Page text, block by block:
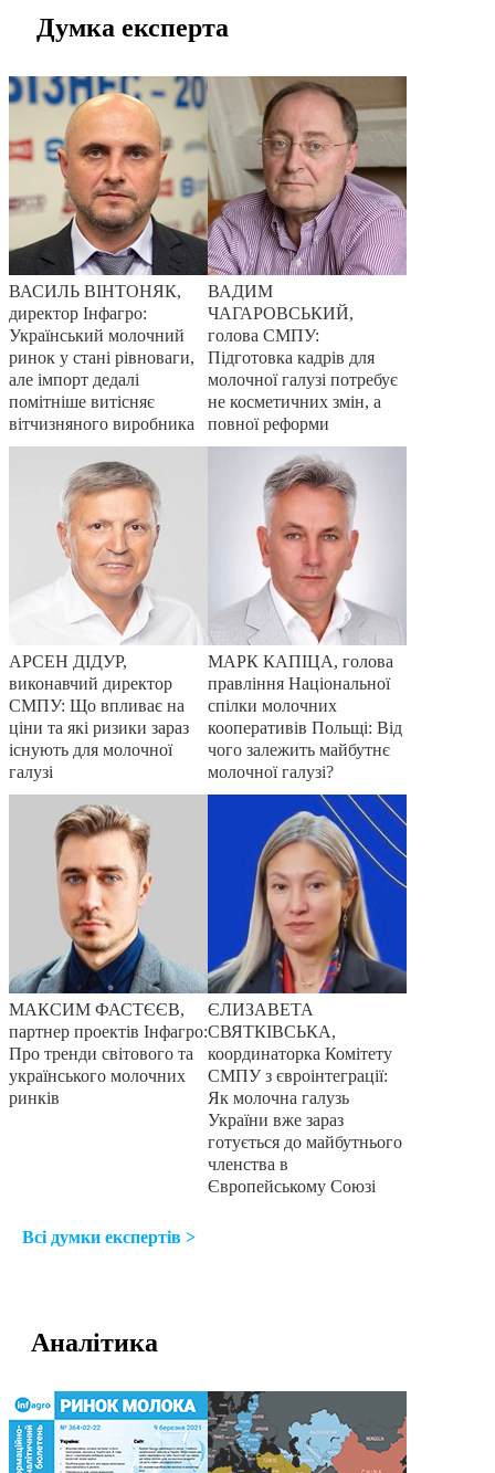
Думка експерта
ВАСИЛЬ ВІНТОНЯК,
директор Інфагро:
Український молочний
ринок у стані рівноваги,
але імпорт дедалі
помітніше витісняє
вітчизняного виробника
ВАДИМ
ЧАГАРОВСЬКИЙ,
голова СМПУ:
Підготовка кадрів для
молочної галузі потребує
не косметичних змін, а
повної реформи
АРСЕН ДІДУР,
виконавчий директор
СМПУ: Що впливає на
ціни та які ризики зараз
існують для молочної
галузі
МАРК КАПІЦА, голова
правління Національної
спілки молочних
кооперативів Польщі: Від
чого залежить майбутнє
молочної галузі?
МАКСИМ ФАСТЄЄВ,
партнер проектів Інфагро:
Про тренди світового та
українського молочних
ринків
ЄЛИЗАВЕТА
СВЯТКІВСЬКА,
координаторка Комітету
СМПУ з євроінтеграції:
Як молочна галузь
України вже зараз
готується до майбутнього
членства в
Європейському Союзі
Всі думки експертів >
Аналітика